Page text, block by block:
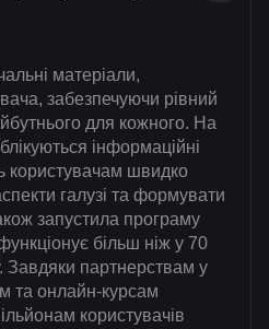
матеріали,
забезпечуючи рівний
для кожного. На
інформаційні
користувачам швидко
галузі та формувати
запустила програму
більш ніж у 70
Завдяки партнерствам у
та онлайн-курсам
користувачів